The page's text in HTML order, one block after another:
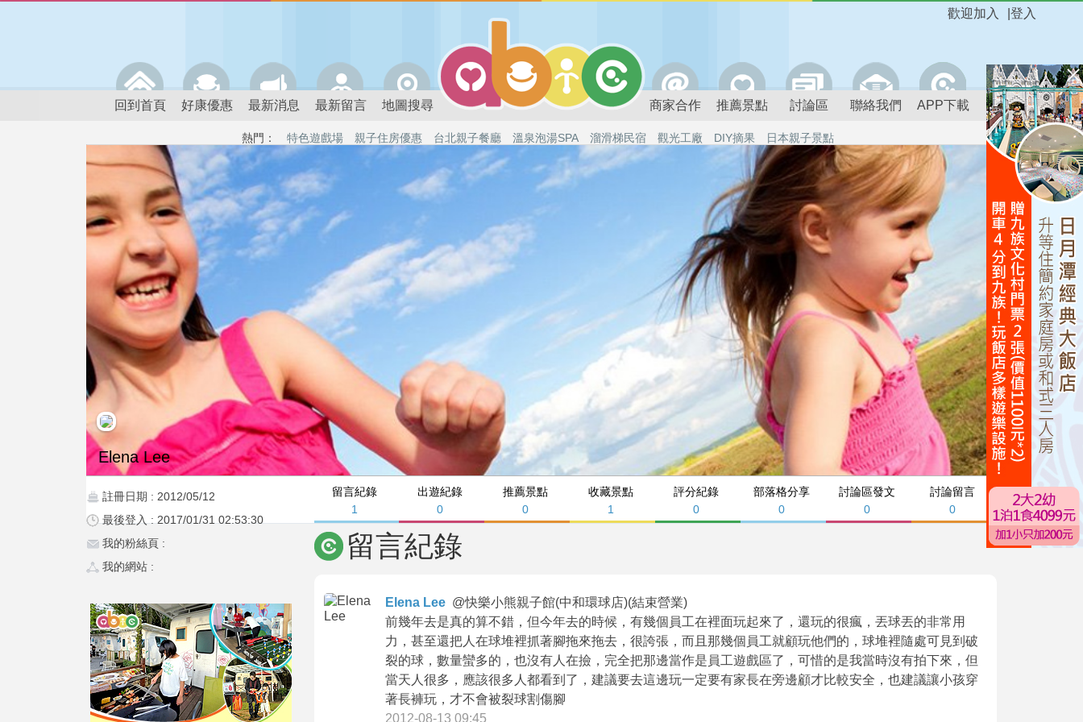
登入
歡迎加入
回到首頁 好康優惠 最新消息 最新留言 地圖搜尋 商家合作 推薦景點 討論區 聯絡我們 APP下載
熱門： 特色遊戲場 親子住房優惠 台北親子餐廳 溫泉泡湯SPA 溜滑梯民宿 觀光工廠 DIY摘果 日本親子景點
留言紀錄
1
出遊紀錄
0
推薦景點
0
收藏景點
1
評分紀錄
0
部落格分享
0
討論區發文
0
討論留言
0
Elena Lee
註冊日期 : 2012/05/12
最後登入 : 2017/01/31 02:53:30
我的粉絲頁 :
我的網站 :
留言紀錄
Elena Lee @快樂小熊親子館(中和環球店)(結束營業)
前幾年去是真的算不錯，但今年去的時候，有幾個員工在裡面玩起來了，還玩的很瘋，丟球丟的非常用
力，甚至還把人在球堆裡抓著腳拖來拖去，很誇張，而且那幾個員工就顧玩他們的，球堆裡隨處可見到破
裂的球，數量蠻多的，也沒有人在撿，完全把那邊當作是員工遊戲區了，可惜的是我當時沒有拍下來，但
當天人很多，應該很多人都看到了，建議要去這邊玩一定要有家長在旁邊顧才比較安全，也建議讓小孩穿
著長褲玩，才不會被裂球割傷腳
2012-08-13 09:45